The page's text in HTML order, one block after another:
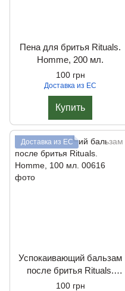
Пена для бритья Rituals.
Homme, 200 мл.
100 грн
Доставка из ЕС
Купить
Доставка из ЕС
Успокаивающий бальзам
после бритья Rituals.
Homme, 100 мл.
100 грн